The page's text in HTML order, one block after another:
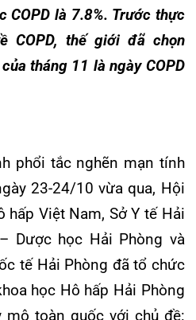
Khoa
Khoa
Khoa
Khoa
Khoa
Khoa
tắc nghẽn mạn tính
24/10 vừa qua, Hội
Nam, Sở Y tế Hải
học Hải Phòng và
quốc với chủ đề:
trong thực hành bệnh
của các năm trước,
Hô hấp Hải Phòng
tổ chức tại Bệnh
đã trở
liền với sự phát triển
hô hấp tại Việt Nam.